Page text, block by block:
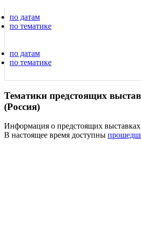
по датам
по тематике
по датам
по тематике
Тематики предстоящих
(Россия)
Информация о предстоящих выставках
В настоящее время доступны